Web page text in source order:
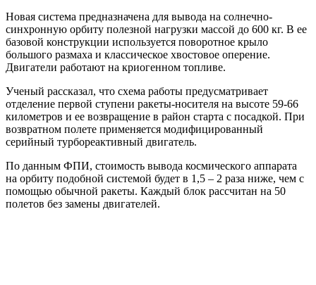
Новая система предназначена для вывода на солнечно-
синхронную орбиту полезной нагрузки массой до 600 кг. В ее
базовой конструкции используется поворотное крыло
большого размаха и классическое хвостовое оперение.
Двигатели работают на криогенном топливе.
Ученый рассказал, что схема работы предусматривает
отделение первой ступени ракеты-носителя на высоте 59-66
километров и ее возвращение в район старта с посадкой. При
возвратном полете применяется модифицированный
серийный турбореактивный двигатель.
По данным ФПИ, стоимость вывода космического аппарата
на орбиту подобной системой будет в 1,5 – 2 раза ниже, чем с
помощью обычной ракеты. Каждый блок рассчитан на 50
полетов без замены двигателей.